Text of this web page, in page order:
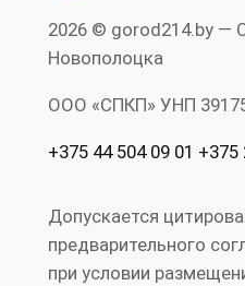
2026 © gorod214.by —
Новополоцка
ООО «СПКП» УНП
+375 44 504 09 01 +375
Допускается
предварительного
при условии